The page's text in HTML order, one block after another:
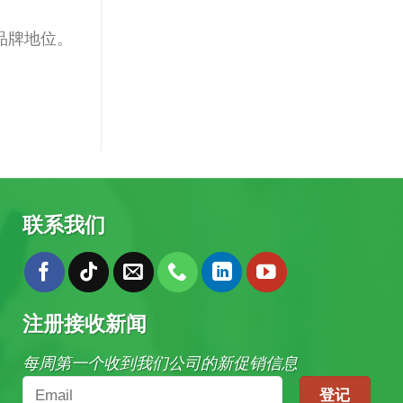
地位。
联系我们
注册接收新闻
每周第一个收到我们公司的新促销信息